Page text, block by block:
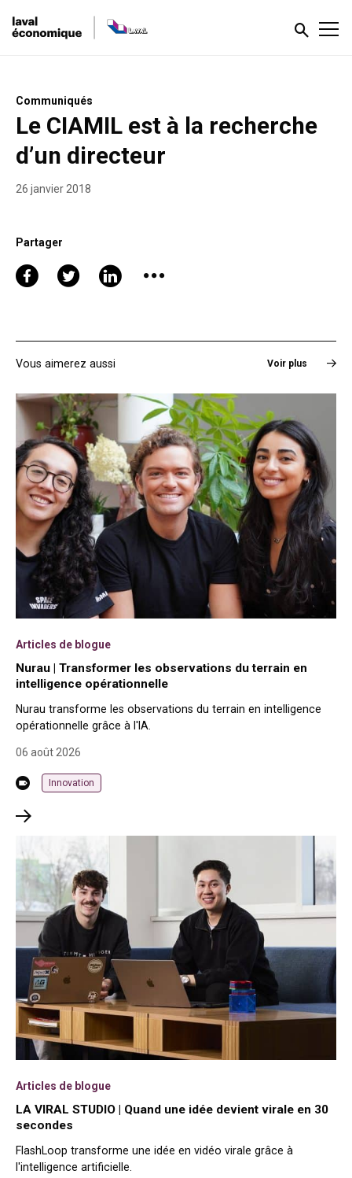
Communiqués
Le CIAMIL est à la recherche
d’un directeur
26 janvier 2018
Partager
Vous aimerez aussi Voir plus
Articles de blogue
Nurau | Transformer les observations du terrain en
intelligence opérationnelle
Nurau transforme les observations du terrain en intelligence
opérationnelle grâce à l'IA.
06 août 2026
Innovation
Articles de blogue
LA VIRAL STUDIO | Quand une idée devient virale en 30
secondes
FlashLoop transforme une idée en vidéo virale grâce à
l'intelligence artificielle.